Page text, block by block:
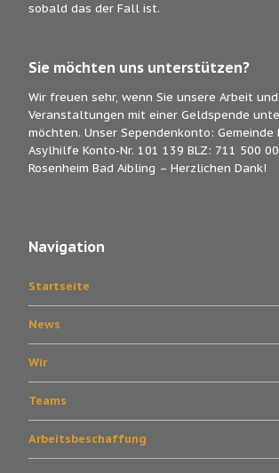
sobald das der Fall ist.
Sie möchten uns unterstützen?
Wir freuen sehr, wenn Sie unsere Arbeit
Veranstaltungen mit einer Geldspende
möchten. Unser Sependenkonto: Gemeinde
Asylhilfe Konto-Nr. 101 139 BLZ: 711 500
Rosenheim Bad Aibling – Herzlichen Dank!
Navigation
Startseite
News
Wir
Teams
Arbeitsbeschaffung